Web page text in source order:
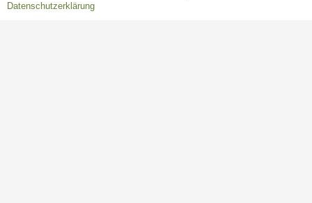
Datenschutzerklärung